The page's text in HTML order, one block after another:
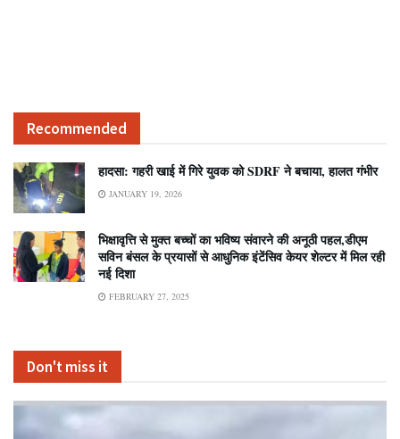
Recommended
हादसा: गहरी खाई में गिरे युवक को SDRF ने बचाया, हालत गंभीर
JANUARY 19, 2026
भिक्षावृत्ति से मुक्त बच्चों का भविष्य संवारने की अनूठी पहल,डीएम
सविन बंसल के प्रयासों से आधुनिक इंटेंसिव केयर शेल्टर में मिल रही
नई दिशा
FEBRUARY 27, 2025
Don't miss it